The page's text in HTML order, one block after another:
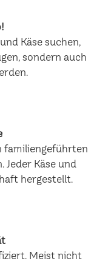
Käse suchen,
sondern auch
familiengeführten
Jeder Käse und
hergestellt.
Meist nicht